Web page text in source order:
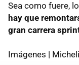
Sea como fuere,
hay que
gran carrera
Imágenes |